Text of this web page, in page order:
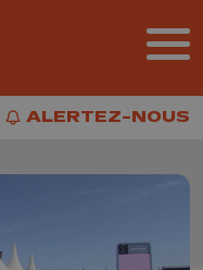
ALERTEZ-NOUS
ALERTEZ-NOUS